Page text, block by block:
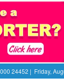
24452 | Friday,